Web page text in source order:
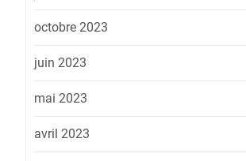
octobre 2023
juin 2023
mai 2023
avril 2023